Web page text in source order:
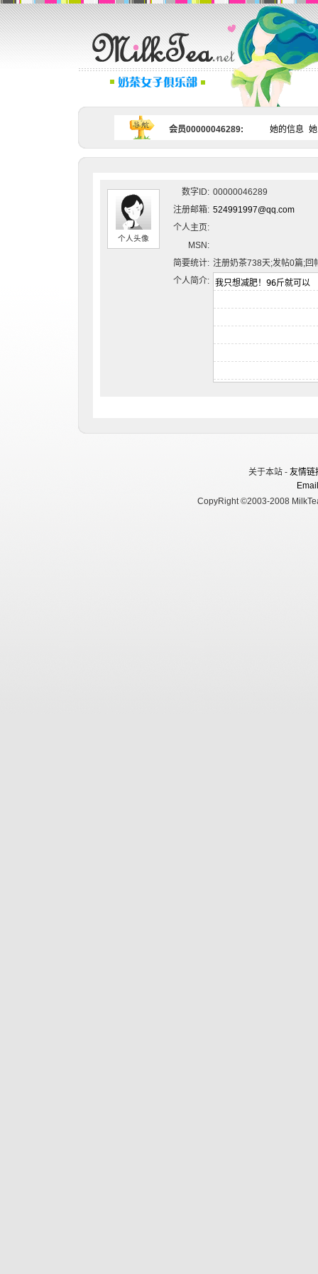
会员00000046289: 她的信息
个人头像
数字ID: 00000046289
注册邮箱: 524991997@qq.com
个人主页:
MSN:
简要统计: 注册奶茶738天;发帖0篇;回
个人简介:
关于本站 - 友情链
CopyRight ©2003-2008